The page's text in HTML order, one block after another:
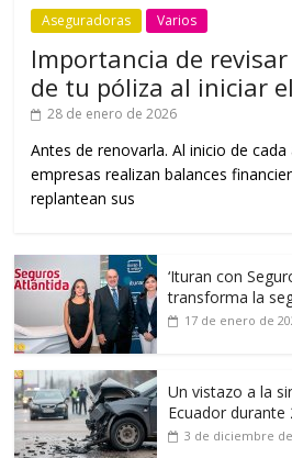
Aseguradoras Varios
Importancia de
de tu póliza al iniciar
28 de enero de 2026
Antes de renovarla. Al inicio de
empresas realizan balances
replantean sus
‘Ituran con
transforma la
17 de enero de
Un vistazo a la
Ecuador durante
3 de diciembre